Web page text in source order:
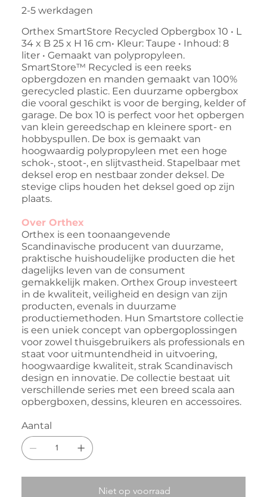
2-5 werkdagen
Orthex SmartStore Recycled Opbergbox 10 • L
34 x B 25 x H 16 cm• Kleur: Taupe • Inhoud: 8
liter • Gemaakt van polypropyleen.
SmartStore™ Recycled is een reeks
opbergdozen en manden gemaakt van 100%
gerecycled plastic. Een duurzame opbergbox
die vooral geschikt is voor de berging, kelder of
garage. De box 10 is perfect voor het opbergen
van klein gereedschap en kleinere sport- en
hobbyspullen. De box is gemaakt van
hoogwaardig polypropyleen met een hoge
schok-, stoot-, en slijtvastheid. Stapelbaar met
deksel erop en nestbaar zonder deksel. De
stevige clips houden het deksel goed op zijn
plaats.
Over Orthex
Orthex is een toonaangevende
Scandinavische producent van duurzame,
praktische huishoudelijke producten die het
dagelijks leven van de consument
gemakkelijk maken. Orthex Group investeert
in de kwaliteit, veiligheid en design van zijn
producten, evenals in duurzame
productiemethoden. Hun Smartstore collectie
is een uniek concept van opbergoplossingen
voor zowel thuisgebruikers als professionals en
staat voor uitmuntendheid in uitvoering,
hoogwaardige kwaliteit, strak Scandinavisch
design en innovatie. De collectie bestaat uit
verschillende series met een breed scala aan
opbergboxen, dessins, kleuren en accessoires.
Aantal
Niet op voorraad